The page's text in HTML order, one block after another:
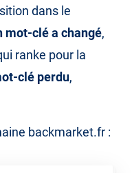
dans le
mot-clé a changé,
ranke pour la
clé perdu,
backmarket.fr :